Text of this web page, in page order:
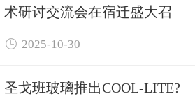
术研讨交流会在宿迁盛大召
 2025-10-30
圣戈班玻璃推出COOL-LITE?